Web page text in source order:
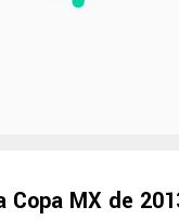
Copa MX de